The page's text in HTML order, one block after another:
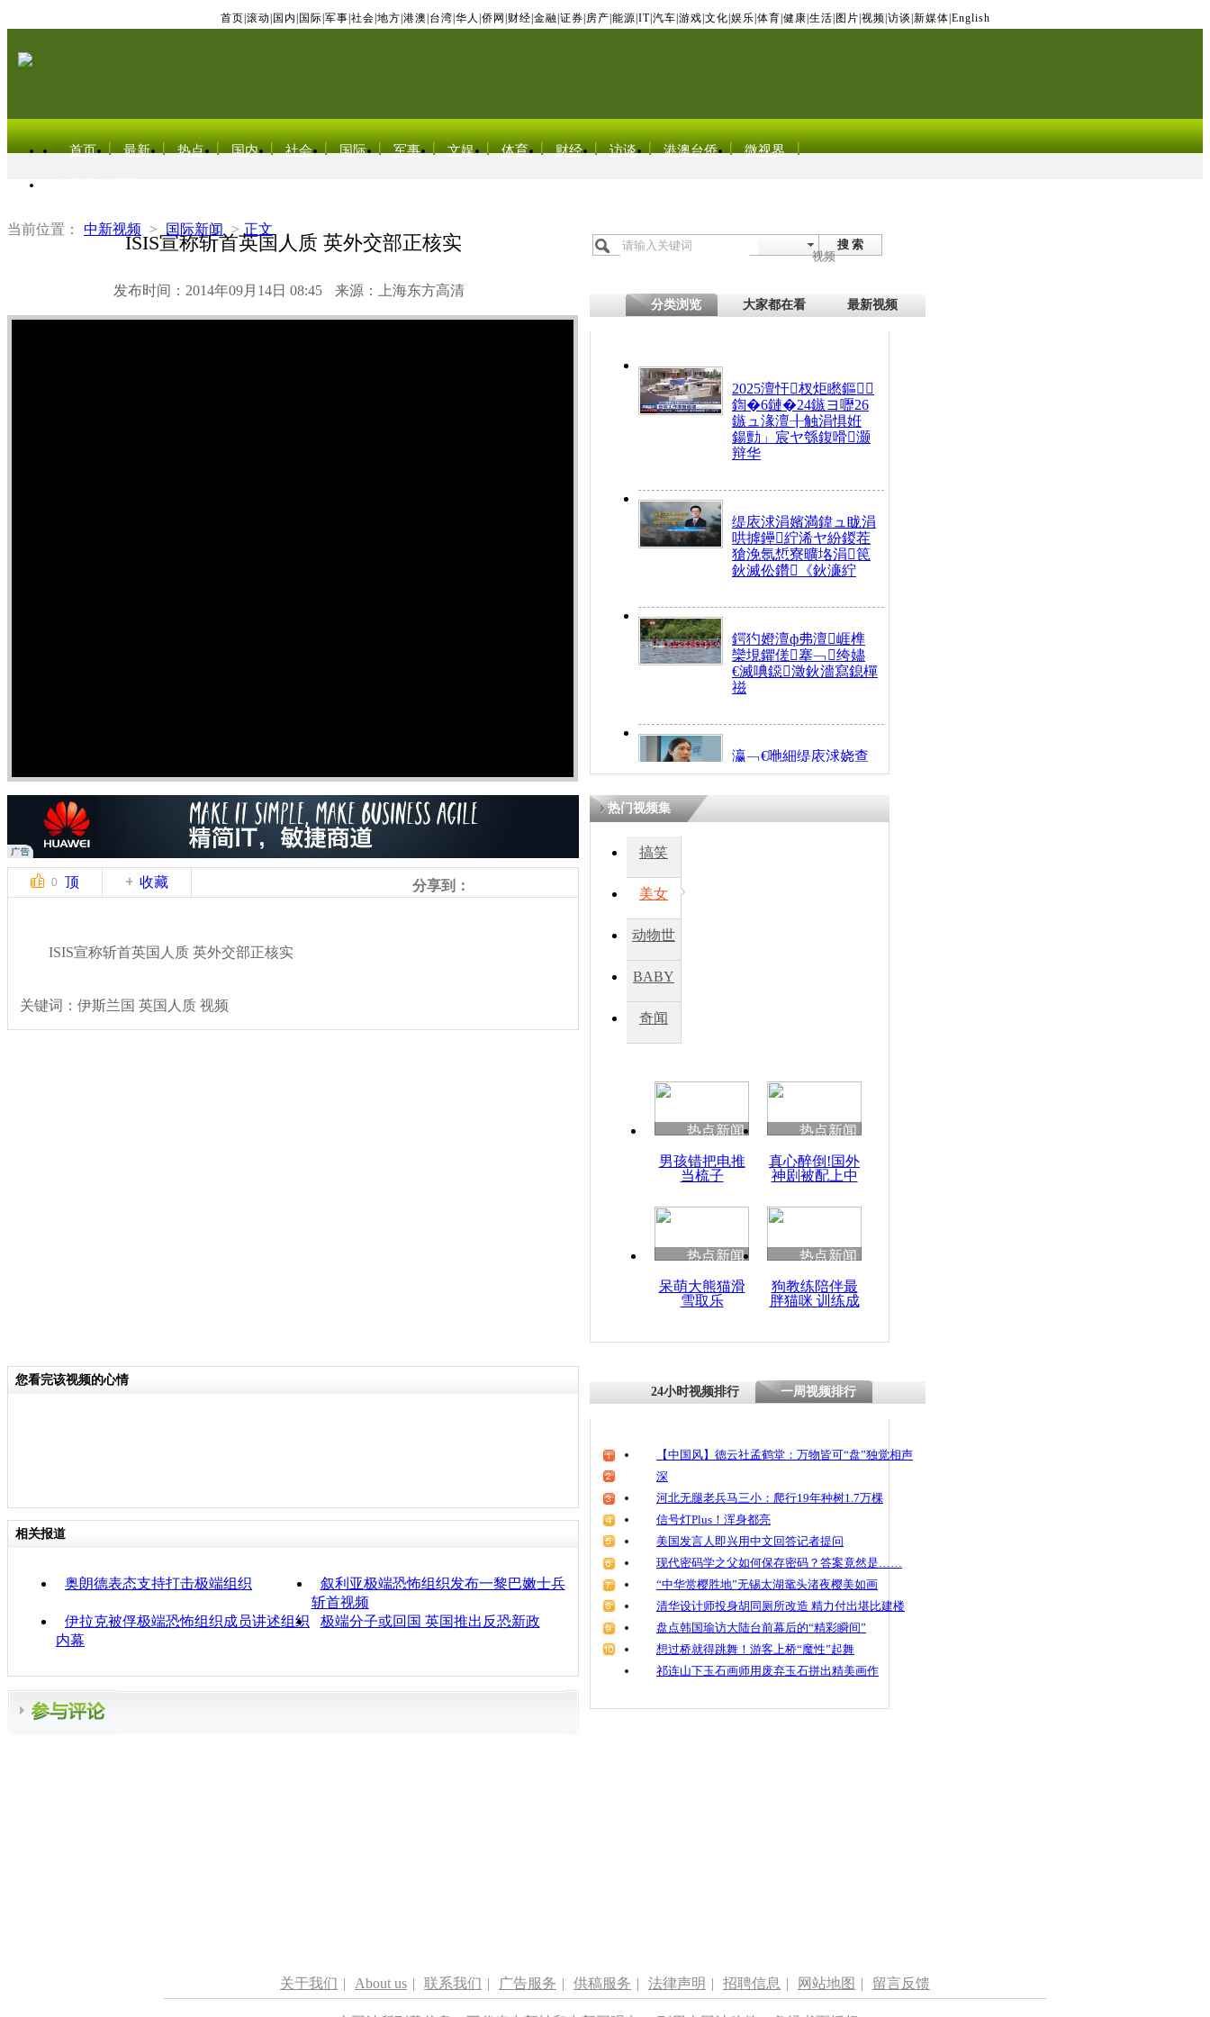
首页 滚动 国内 国际 军事 社会 地方 港澳 台湾 华人 侨网 财经 金融 证券 房产 能源 IT| 汽车 游戏 文化 娱乐 体育 健康 生活 图片 视频 访谈 新媒体 English
首页 最新 热点 国内 社会 国际 军事 文娱 体育 财经 访谈 港澳台侨 微视界
当前位置： 中新视频 > 国际新闻 > 正文
ISIS宣称斩首英国人质 英外交部正核实
发布时间：2014年09月14日 08:45 来源：上海东方高清
搜 索
视频
分类浏览 大家都在看 最新视频
2025澶忓杈炬矁鏂
鍧�6鏈�24鏃ヨ嚦26
鏃ュ湪澶╂触涓惧姙
鍚勯」宸ヤ綔鍑嗗灏
辩华
缇庡浗涓嬪満鍏ュ眬涓
哄摢鑸紵浠ヤ紛鍐茬
獊浼氬惁寮曠垎涓笢
鈥滅伀鑽《鈥濓紵
鍔犳嬁澶ф弗澶崕榫
欒垷鑺傞搴﹁绔嬧
€滅唺鐚澂鈥濇寫鎴樿
禌
瀛﹁€咃細缇庡浗娆查
€间笢鍗椾簹涓庝腑鍥
熷悎浣� 涓ㄥ浗闄呰
0 顶 收藏 分享到：
ISIS宣称斩首英国人质 英外交部正核实
关键词：伊斯兰国 英国人质 视频
热门视频集
搞笑
美女
动物世
BABY
秀
奇闻
热点新闻
男孩错把电推
当梳子
热点新闻
真心醉倒!国外
神剧被配上中
热点新闻
呆萌大熊猫滑
雪取乐
热点新闻
狗教练陪伴最
胖猫咪 训练成
您看完该视频的心情
相关报道
奥朗德表态支持打击极端组织
叙利亚极端恐怖组织发布一黎巴嫩士兵
斩首视频
伊拉克被俘极端恐怖组织成员讲述组织
内幕
极端分子或回国 英国推出反恐新政
24小时视频排行 一周视频排行
【中国风】德云社孟鹤堂：万物皆可“盘”独觉相声
深
河北无腿老兵马三小：爬行19年种树1.7万棵
信号灯Plus！浑身都亮
美国发言人即兴用中文回答记者提问
现代密码学之父如何保存密码？答案竟然是……
“中华赏樱胜地”无锡太湖鼋头渚夜樱美如画
清华设计师投身胡同厕所改造 精力付出堪比建楼
盘点韩国瑜访大陆台前幕后的“精彩瞬间”
想过桥就得跳舞！游客上桥“魔性”起舞
祁连山下玉石画师用废弃玉石拼出精美画作
关于我们 | About us | 联系我们 | 广告服务 | 供稿服务 | 法律声明 | 招聘信息 | 网站地图 | 留言反馈